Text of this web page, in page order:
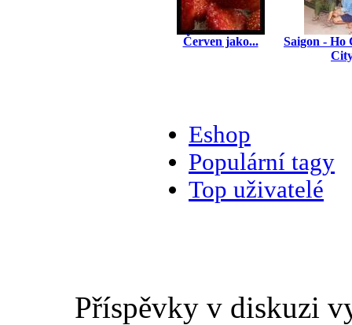
Červen jako...
Saigon - Ho
Eshop
Populární tagy
Top uživatelé
Příspěvky v diskuzi